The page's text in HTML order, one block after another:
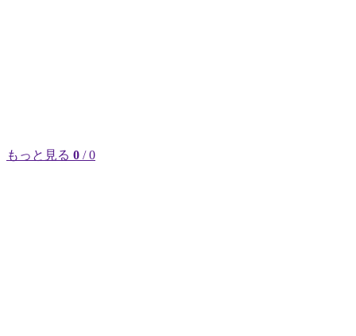
もっと見る 0 / 0